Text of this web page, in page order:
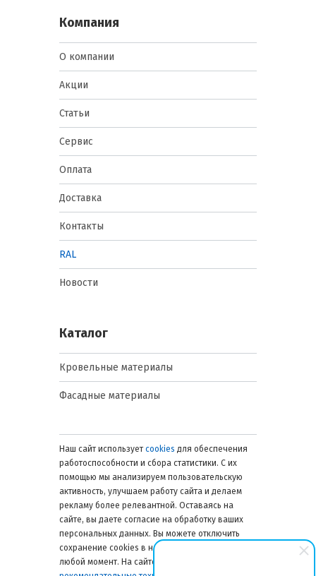
Компания
О компании
Акции
Статьи
Сервис
Оплата
Доставка
Контакты
RAL
Новости
Каталог
Кровельные материалы
Фасадные материалы
Наш сайт использует cookies для обеспечения
работоспособности и сбора статистики. С их
помощью мы анализируем пользовательскую
активность, улучшаем работу сайта и делаем
рекламу более релевантной. Оставаясь на
сайте, вы даете согласие на обработку ваших
персональных данных. Вы можете отключить
сохранение cookies в настройках браузера в
любой момент. На сайте также применяются